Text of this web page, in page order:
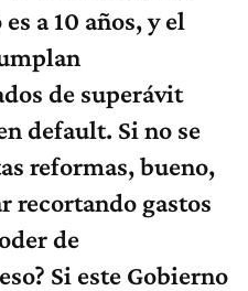
a 10 años, y el
de superávit
default. Si no se
reformas, bueno,
recortando gastos
de
Si este Gobierno